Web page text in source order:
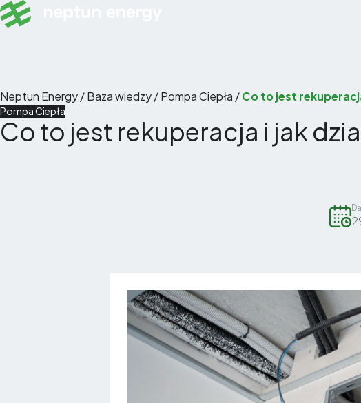
Skip to content
Neptun Energy/Baza wiedzy/Pompa Ciepła /Co to jest
Pompa Ciepła
Co to jest rekuperacja i jak